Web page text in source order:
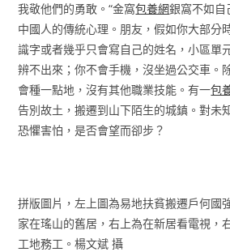
我敬他們的勇敢。“金窩包養網銀窩不如自
中國人的傳統心理。朋友，假如你大部分
識字或者幾乎只會寫自己的姓名，小區單
辨不出來；你不會手機，沒坐過公交車。
會種一點地，沒有其他職業技能。有一包
告別故土，搬遷到山下陌生的城鎮。對未
恐懼害怕，是否會望而卻步？
拼版圖片，左上圖為易地扶貧搬遷戶何國
家在瑤山的舊居，右上為在新居看電視，
工地務工。楊文斌 攝